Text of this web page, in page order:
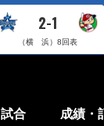
2-1
（横 浜）8回表
試合 成績・